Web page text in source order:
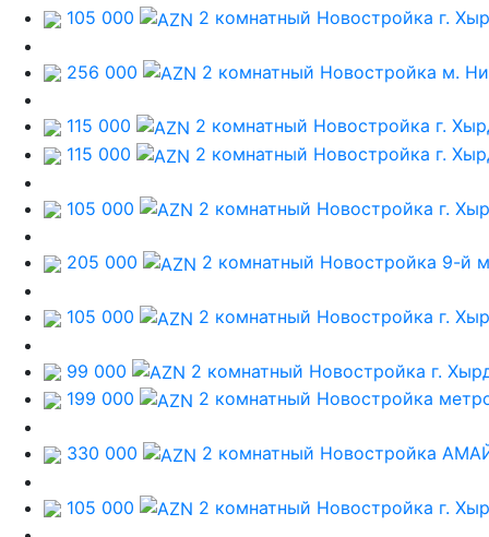
105 000 2 комнатный Новостройка г.
256 000 2 комнатный Новостройка м.
115 000 2 комнатный Новостройка г.
115 000
2 комнатный Новостройка г.
105 000 2 комнатный Новостройка г.
205 000 2 комнатный Новостройка 9-й
105 000 2 комнатный Новостройка г.
99 000 2 комнатный Новостройка г.
199 000
2 комнатный Новостройка
330 000 2 комнатный Новостройка
105 000 2 комнатный Новостройка г.